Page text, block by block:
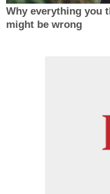
Why everything you
might be wrong